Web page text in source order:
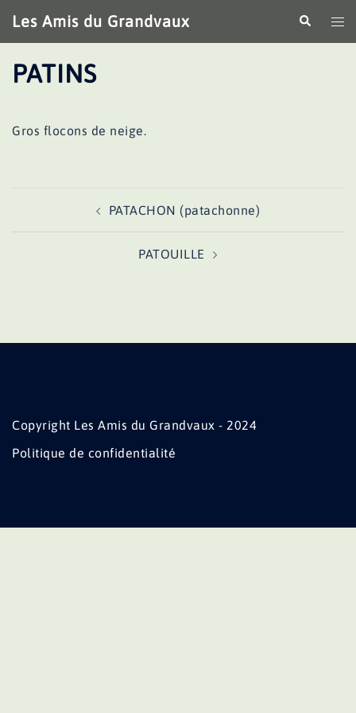
au
contenu
Les Amis du Grandvaux
le
PATINS
Gros flocons de neige.
PATACHON (patachonne)
PATOUILLE
Copyright Les Amis du Grandvaux - 2024
Politique de confidentialité